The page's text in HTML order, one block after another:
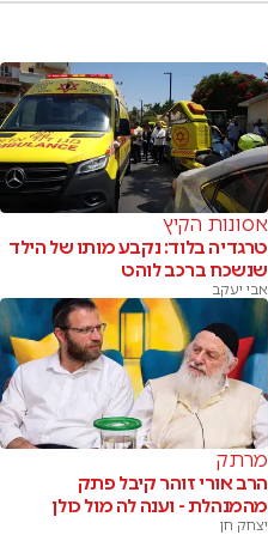
אסונות הקיץ
טרגדיה בלוד: נקבע מותו של הילד
שנשכח ברכב לוהט
אבי יעקב
מרתק
הרב אורי זוהר קיבל פתק
מהמנהלת - וענה לה מול כולן
יצחק חן